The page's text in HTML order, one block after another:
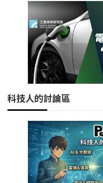
科技人的討論區